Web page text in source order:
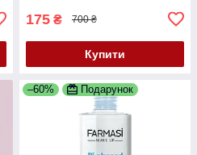
175 ₴ 700 ₴
Купити
–60% Подарунок